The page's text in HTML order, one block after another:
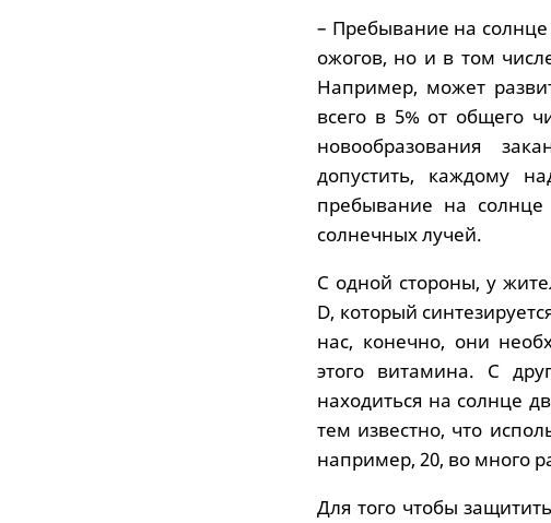
– Пребывание на солнце
ожогов, но и в том
Например, может
всего в 5% от общего
новообразования
допустить, каждому
пребывание на
солнечных лучей.
С одной стороны, у
D, который
нас, конечно, они
этого витамина. С
находиться на солнце
тем известно, что
например, 20, во много
Для того чтобы